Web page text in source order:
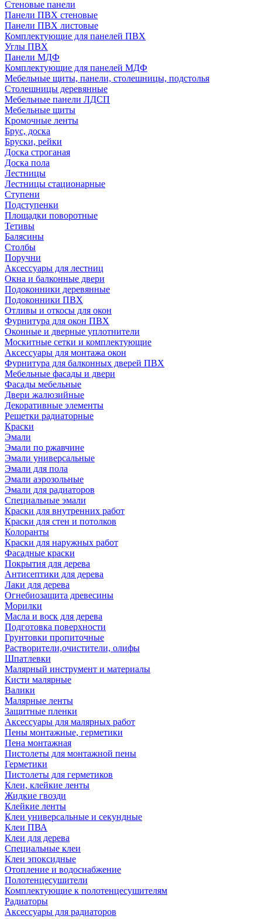
Стеновые панели
Панели ПВХ стеновые
Панели ПВХ листовые
Комплектующие для панелей ПВХ
Углы ПВХ
Панели МДФ
Комплектующие для панелей МДФ
Мебельные щиты, панели, столешницы, подстолья
Столешницы деревянные
Мебельные панели ЛДСП
Мебельные щиты
Кромочные ленты
Брус, доска
Бруски, рейки
Доска строганая
Доска пола
Лестницы
Лестницы стационарные
Ступени
Подступенки
Площадки поворотные
Тетивы
Балясины
Столбы
Поручни
Аксессуары для лестниц
Окна и балконные двери
Подоконники деревянные
Подоконники ПВХ
Отливы и откосы для окон
Фурнитура для окон ПВХ
Оконные и дверные уплотнители
Москитные сетки и комплектующие
Аксессуары для монтажа окон
Фурнитура для балконных дверей ПВХ
Мебельные фасады и двери
Фасады мебельные
Двери жалюзийные
Декоративные элементы
Решетки радиаторные
Краски
Эмали
Эмали по ржавчине
Эмали универсальные
Эмали для пола
Эмали аэрозольные
Эмали для радиаторов
Специальные эмали
Краски для внутренних работ
Краски для стен и потолков
Колоранты
Краски для наружных работ
Фасадные краски
Покрытия для дерева
Антисептики для дерева
Лаки для дерева
Огнебиозащита древесины
Морилки
Масла и воск для дерева
Подготовка поверхности
Грунтовки пропиточные
Растворители,очистители, олифы
Шпатлевки
Малярный инструмент и материалы
Кисти малярные
Валики
Малярные ленты
Защитные пленки
Аксессуары для малярных работ
Пены монтажные, герметики
Пена монтажная
Пистолеты для монтажной пены
Герметики
Пистолеты для герметиков
Клеи, клейкие ленты
Жидкие гвозди
Клейкие ленты
Клеи универсальные и секундные
Клеи ПВА
Клеи для дерева
Специальные клеи
Клеи эпоксидные
Отопление и водоснабжение
Полотенцесушители
Комплектующие к полотенцесушителям
Радиаторы
Аксессуары для радиаторов